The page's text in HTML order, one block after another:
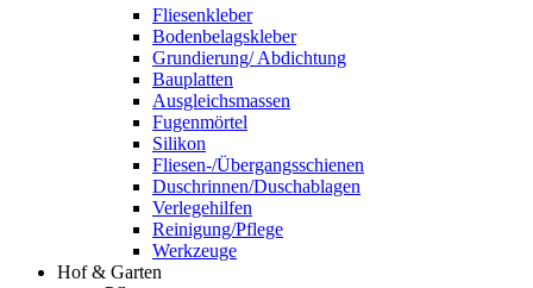
Fliesenkleber
Bodenbelagskleber
Grundierung/ Abdichtung
Bauplatten
Ausgleichsmassen
Fugenmörtel
Silikon
Fliesen-/Übergangsschienen
Duschrinnen/Duschablagen
Verlegehilfen
Reinigung/Pflege
Werkzeuge
Hof & Garten